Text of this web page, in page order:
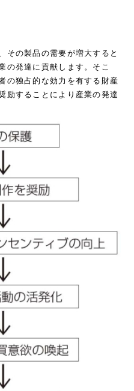
その製品の需要が増大すると
の発達に貢献します。そこ
の独占的な効力を有する財産
励することにより産業の発達